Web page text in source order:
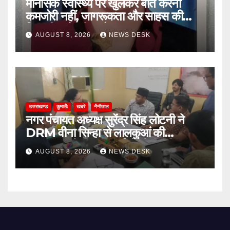
मानसिक स्वास्थ्य पर खुलकर बात करना
कमजोरी नहीं, जागरूकता और साहस की
निशानी: प्रो. नीता बोरा
AUGUST 8, 2026 NEWS DESK
उत्तराखण्ड कुमाऊँ खबरे नैनीताल
नगर पंचायत अध्यक्ष सुरेंद्र सिंह लोटनी ने
DRM वीना सिन्हा से लालकुआं की
जनसमस्याओं पर की वार्ता, रेलवे क्रॉसिंग पुल
और टेंपो स्टैंड का मुद्दा उठा
AUGUST 8, 2026 NEWS DESK